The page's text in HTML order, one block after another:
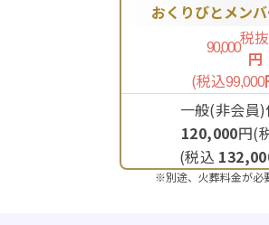
おくりびとメン
90,000税抜
円
(税込99,000
一般(非会員
120,000円(
(税込
※別途、火葬料金が必